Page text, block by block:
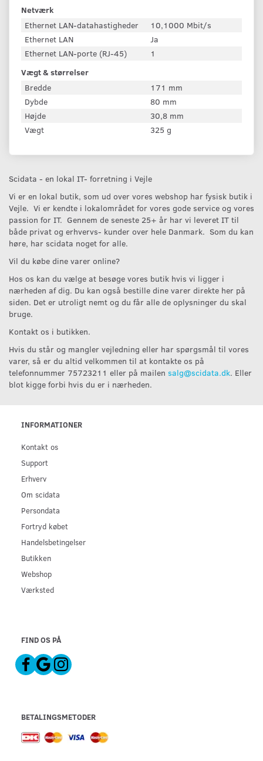
Netværk
Ethernet LAN-datahastigheder
10,1000 Mbit/s
Ethernet LAN
Ja
Ethernet LAN-porte (RJ-45)
1
Vægt & størrelser
Bredde
171 mm
Dybde
80 mm
Højde
30,8 mm
Vægt
325 g
Scidata - en lokal IT- forretning i Vejle
Vi er en lokal butik, som ud over vores webshop har fysisk butik i
Vejle. Vi er kendte i lokalområdet for vores gode service og vores
passion for IT. Gennem de seneste 25+ år har vi leveret IT til
både privat og erhvervs- kunder over hele Danmark. Som du kan
høre, har scidata noget for alle.
Vil du købe dine varer online?
Hos os kan du vælge at besøge vores butik hvis vi ligger i
nærheden af dig. Du kan også bestille dine varer direkte her på
siden. Det er utroligt nemt og du får alle de oplysninger du skal
bruge.
Kontakt os i butikken.
Hvis du står og mangler vejledning eller har spørgsmål til vores
varer, så er du altid velkommen til at kontakte os på
telefonnummer 75723211 eller på mailen salg@scidata.dk. Eller
blot kigge forbi hvis du er i nærheden.
INFORMATIONER
Kontakt os
Support
Erhverv
Om scidata
Persondata
Fortryd købet
Handelsbetingelser
Butikken
Webshop
Værksted
FIND OS PÅ
BETALINGSMETODER